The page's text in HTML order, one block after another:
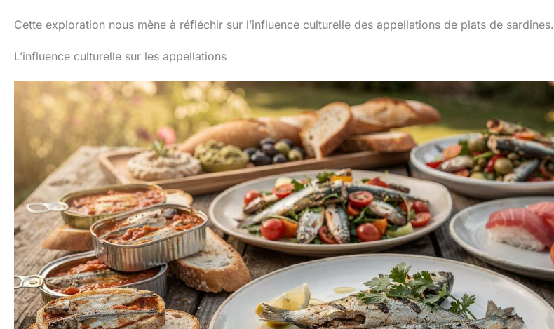
Cette exploration nous mène à réfléchir sur l’influence culturelle des appellations de plats de sardines.
L’influence culturelle sur les appellations